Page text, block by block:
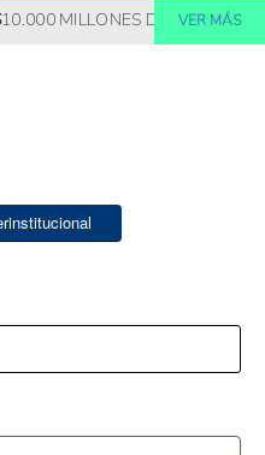
MILLONES DE PERSONAS
VER MÁS